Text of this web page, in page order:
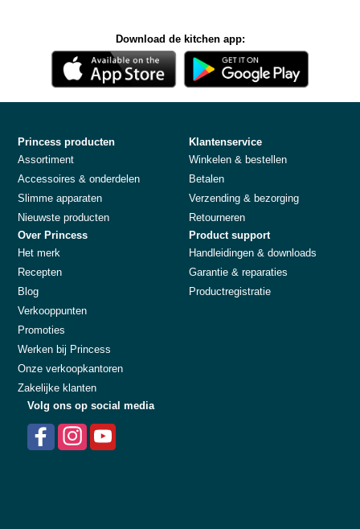
Download de kitchen app:
Princess producten
Assortiment
Accessoires & onderdelen
Slimme apparaten
Nieuwste producten
Klantenservice
Winkelen & bestellen
Betalen
Verzending & bezorging
Retourneren
Over Princess
Het merk
Recepten
Blog
Verkooppunten
Promoties
Werken bij Princess
Onze verkoopkantoren
Zakelijke klanten
Product support
Handleidingen & downloads
Garantie & reparaties
Productregistratie
Volg ons op social media